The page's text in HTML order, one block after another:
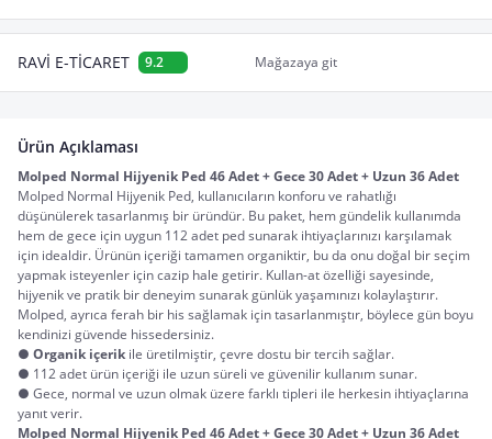
RAVİ E-TİCARET 9.2 Mağazaya git
Ürün Açıklaması
Molped Normal Hijyenik Ped 46 Adet + Gece 30 Adet + Uzun 36 Adet
Molped Normal Hijyenik Ped, kullanıcıların konforu ve rahatlığı
düşünülerek tasarlanmış bir üründür. Bu paket, hem gündelik kullanımda
hem de gece için uygun 112 adet ped sunarak ihtiyaçlarınızı karşılamak
için idealdir. Ürünün içeriği tamamen organiktir, bu da onu doğal bir seçim
yapmak isteyenler için cazip hale getirir. Kullan-at özelliği sayesinde,
hijyenik ve pratik bir deneyim sunarak günlük yaşamınızı kolaylaştırır.
Molped, ayrıca ferah bir his sağlamak için tasarlanmıştır, böylece gün boyu
kendinizi güvende hissedersiniz.
● Organik içerik ile üretilmiştir, çevre dostu bir tercih sağlar.
● 112 adet ürün içeriği ile uzun süreli ve güvenilir kullanım sunar.
● Gece, normal ve uzun olmak üzere farklı tipleri ile herkesin ihtiyaçlarına
yanıt verir.
Molped Normal Hijyenik Ped 46 Adet + Gece 30 Adet + Uzun 36 Adet